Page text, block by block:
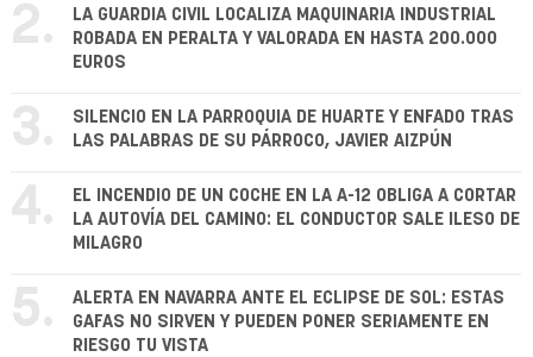
2.
LA GUARDIA CIVIL LOCALIZA MAQUINARIA INDUSTRIAL
ROBADA EN PERALTA Y VALORADA EN HASTA 200.000
EUROS
3.
SILENCIO EN LA PARROQUIA DE HUARTE Y ENFADO TRAS
LAS PALABRAS DE SU PÁRROCO, JAVIER AIZPÚN
4.
EL INCENDIO DE UN COCHE EN LA A-12 OBLIGA A CORTAR
LA AUTOVÍA DEL CAMINO: EL CONDUCTOR SALE ILESO DE
MILAGRO
5.
ALERTA EN NAVARRA ANTE EL ECLIPSE DE SOL: ESTAS
GAFAS NO SIRVEN Y PUEDEN PONER SERIAMENTE EN
RIESGO TU VISTA